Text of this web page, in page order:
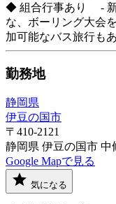
◆ 組合行事あり - 新
な、ボーリング大会
加可能なバス旅行も
勤務地
静岡県
伊豆の国市
〒410-2121
静岡県 伊豆の国市 中
Google Mapで見る
気になる